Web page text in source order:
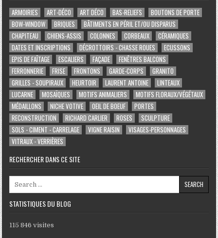
ARMOIRIES ART-DÉCO ART DÉCO BAS-RELIEFS
BOUTONS DE PORTE
BOW-WINDOW
BRIQUES
BÂTIMENTS EN PÉRIL ET/OU DISPARUS
CHAPITEAU
CHIENS-ASSIS COLONNES CORBEAUX
CÉRAMIQUES
DATES ET INSCRIPTIONS
DÉCROTTOIRS - CHASSE ROUES
ECUSSONS
EPIS DE FAÎTAGE
ESCALIERS FAÇADE
FENÊTRES BALCONS
FERRONNERIE
FRISE FRONTONS GARDE-CORPS
GRANITO
GRILLES - SOUPIRAUX
HEURTOIR LAURENT ANTOINE
LINTEAUX
LUCARNE
MOSAÏQUES MOTIFS ANIMALIERS
MOTIFS FLORAUX/VÉGÉTAUX
MÉDAILLONS
NICHE VOTIVE OEIL DE BOEUF
PORTES
RECONSTRUCTION
RICHARD CARLIER ROSES
SCULPTURE
SOLS - CIMENT - CARRELAGE
VIGNE RAISIN
VISAGES-PERSONNAGES
VITRAUX - VERRIÈRES
RECHERCHER DANS CE SITE
Search for:
STATISTIQUES DU BLOG
115 846 visites